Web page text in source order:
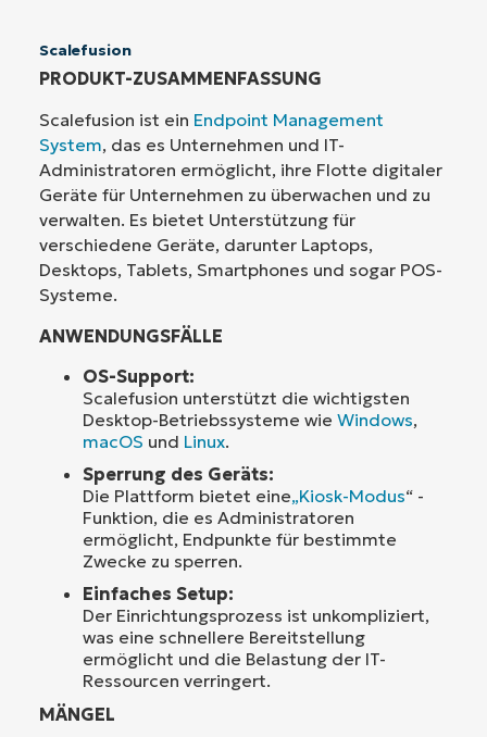
Scalefusion
PRODUKT-ZUSAMMENFASSUNG
Scalefusion ist ein Endpoint Management
System, das es Unternehmen und IT-
Administratoren ermöglicht, ihre Flotte digitaler
Geräte für Unternehmen zu überwachen und zu
verwalten. Es bietet Unterstützung für
verschiedene Geräte, darunter Laptops,
Desktops, Tablets, Smartphones und sogar POS-
Systeme.
ANWENDUNGSFÄLLE
OS-Support:
Scalefusion unterstützt die wichtigsten
Desktop-Betriebssysteme wie Windows,
macOS und Linux.
Sperrung des Geräts:
Die Plattform bietet eine„Kiosk-Modus“ -
Funktion, die es Administratoren
ermöglicht, Endpunkte für bestimmte
Zwecke zu sperren.
Einfaches Setup:
Der Einrichtungsprozess ist unkompliziert,
was eine schnellere Bereitstellung
ermöglicht und die Belastung der IT-
Ressourcen verringert.
MÄNGEL